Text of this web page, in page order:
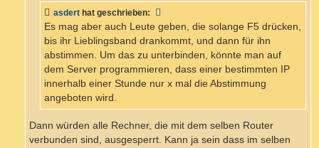
g
asdert hat geschrieben:
Es mag aber auch Leute geben, die solange F5 drücken,
bis ihr Lieblingsband drankommt, und dann für ihn
abstimmen. Um das zu unterbinden, könnte man auf
dem Server programmieren, dass einer bestimmten IP
innerhalb einer Stunde nur x mal die Abstimmung
angeboten wird.
Dann würden alle Rechner, die mit dem selben Router
verbunden sind, ausgesperrt. Kann ja sein dass im selben